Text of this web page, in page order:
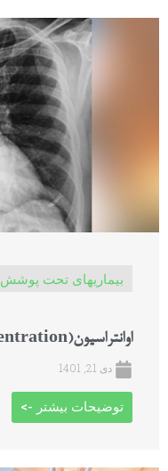
بیماریهای تحت پوشش
اوانتراسیون(Eventration)-گوارشی
دی 21, 1401
توضیحات بیشتر ->